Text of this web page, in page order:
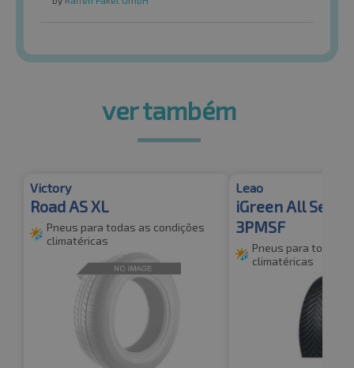
ver também
Victory
Road AS XL
Pneus para todas as condições
climatéricas
Leao
iGreen All
3PMSF
Pneus para todas
climatéricas